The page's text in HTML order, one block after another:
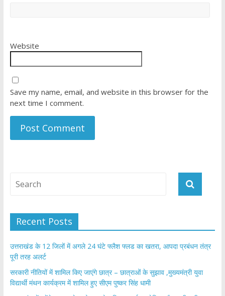
Website
Save my name, email, and website in this browser for the
next time I comment.
Recent Posts
उत्तराखंड के 12 जिलों में अगले 24 घंटे फ्लैश फ्लड का खतरा, आपदा प्रबंधन तंत्र
पूरी तरह अलर्ट
सरकारी नीतियों में शामिल किए जाएंगे छात्र – छात्राओं के सुझाव ,मुख्यमंत्री युवा
विद्यार्थी मंथन कार्यक्रम में शामिल हुए सीएम पुष्कर सिंह धामी